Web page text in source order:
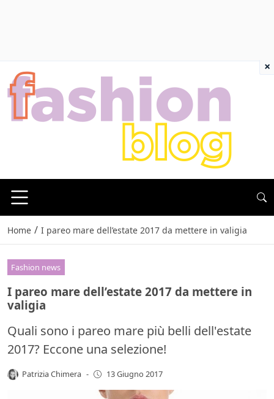
Home / I pareo mare dell’estate 2017 da mettere in valigia
Fashion news
I pareo mare dell’estate 2017 da mettere in
valigia
Quali sono i pareo mare più belli dell'estate
2017? Eccone una selezione!
Patrizia Chimera - 13 Giugno 2017
×